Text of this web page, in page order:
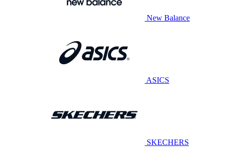
New Balance
ASICS
SKECHERS